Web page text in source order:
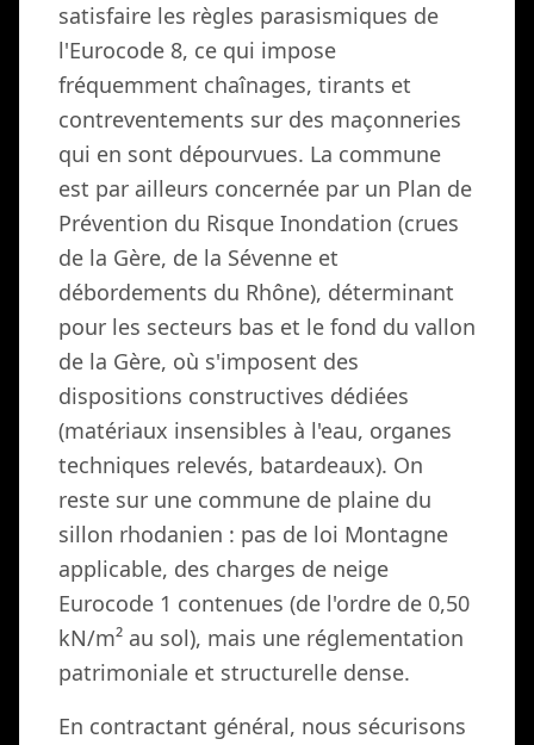
satisfaire les règles parasismiques de
l'Eurocode 8, ce qui impose
fréquemment chaînages, tirants et
contreventements sur des maçonneries
qui en sont dépourvues. La commune
est par ailleurs concernée par un Plan de
Prévention du Risque Inondation (crues
de la Gère, de la Sévenne et
débordements du Rhône), déterminant
pour les secteurs bas et le fond du vallon
de la Gère, où s'imposent des
dispositions constructives dédiées
(matériaux insensibles à l'eau, organes
techniques relevés, batardeaux). On
reste sur une commune de plaine du
sillon rhodanien : pas de loi Montagne
applicable, des charges de neige
Eurocode 1 contenues (de l'ordre de 0,50
kN/m² au sol), mais une réglementation
patrimoniale et structurelle dense.
En contractant général, nous sécurisons